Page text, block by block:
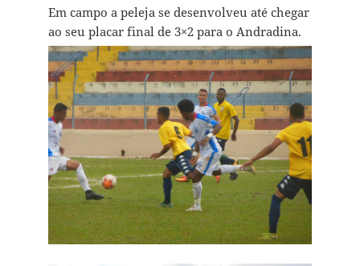
Em campo a peleja se desenvolveu até chegar
ao seu placar final de 3×2 para o Andradina.